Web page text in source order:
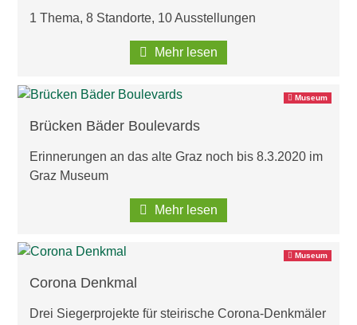
1 Thema, 8 Standorte, 10 Ausstellungen
Mehr lesen
Museum
Brücken Bäder Boulevards
Erinnerungen an das alte Graz noch bis 8.3.2020 im
Graz Museum
Mehr lesen
Museum
Corona Denkmal
Drei Siegerprojekte für steirische Corona-Denkmäler